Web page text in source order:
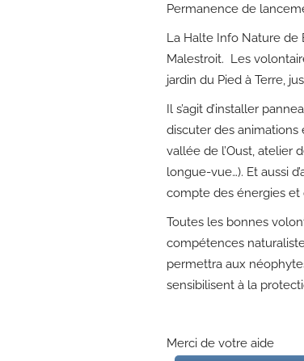
Permanence de
La Halte Info Nature de
Malestroit. Les
jardin du Pied à Terre,
Il s’agit d’installer
discuter des animations
vallée de l’Oust, atelier
longue-vue…). Et aussi
compte des énergies et
Toutes les bonnes
compétences
permettra aux
sensibilisent à la
Merci de votre aide